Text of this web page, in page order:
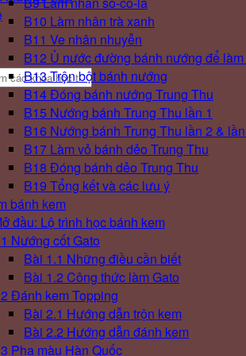
B10 Làm nhân trà xanh
B11 Ve nhân nhuyễn
B12 Ủ nước đường bánh nướng để làm
B13 Trộn bột bánh nướng
B14 Đóng bánh nướng Trung Thu
B15 Nướng bánh Trung Thu lần 1
B16 Nướng bánh Trung Thu lần 2 &
B17 Làm vỏ bánh dẻo Trung Thu
B18 Đóng bánh dẻo Trung Thu
B19 Tổng kết và các lưu ý
bánh kem
đầu: Lộ trình học bánh kem
Nướng cốt Gato
Bài 1.1 Những điều cần biết
Bài 1.2 Công thức làm Gato
Đánh kem Topping
Bài 2.1 Hướng dẫn trộn kem
Bài 2.2 Hướng dẫn đánh kem
Pha màu Hàn Quốc